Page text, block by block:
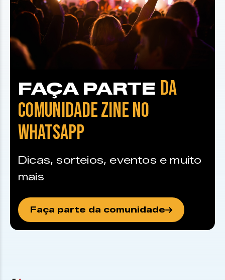
FAÇA PARTE DA
COMUNIDADE ZINE NO
WHATSAPP
Dicas, sorteios, eventos e muito
mais
Faça parte da comunidade